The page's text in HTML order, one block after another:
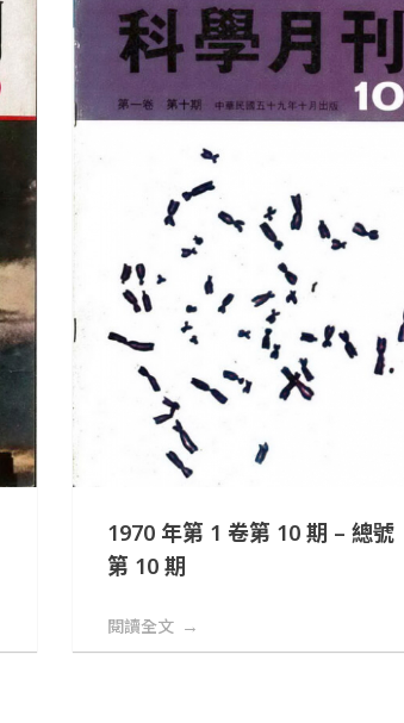
1970 年第 1 卷第 10 期 – 總號
第 10 期
閱讀全文